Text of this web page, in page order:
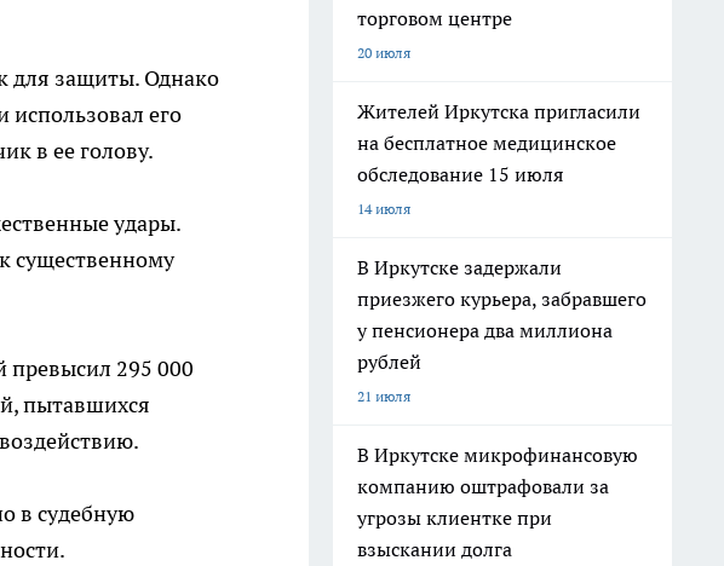
для защиты. Однако
его
в ее голову.
удары.
существенному
превысил 295 000
пытавшихся
в судебную
торговом центре
20 июля
Жителей Иркутска пригласили
на бесплатное медицинское
обследование 15 июля
14 июля
В Иркутске задержали
приезжего курьера, забравшего
у пенсионера два миллиона
рублей
21 июля
В Иркутске микрофинансовую
компанию оштрафовали за
угрозы клиентке при
взыскании долга